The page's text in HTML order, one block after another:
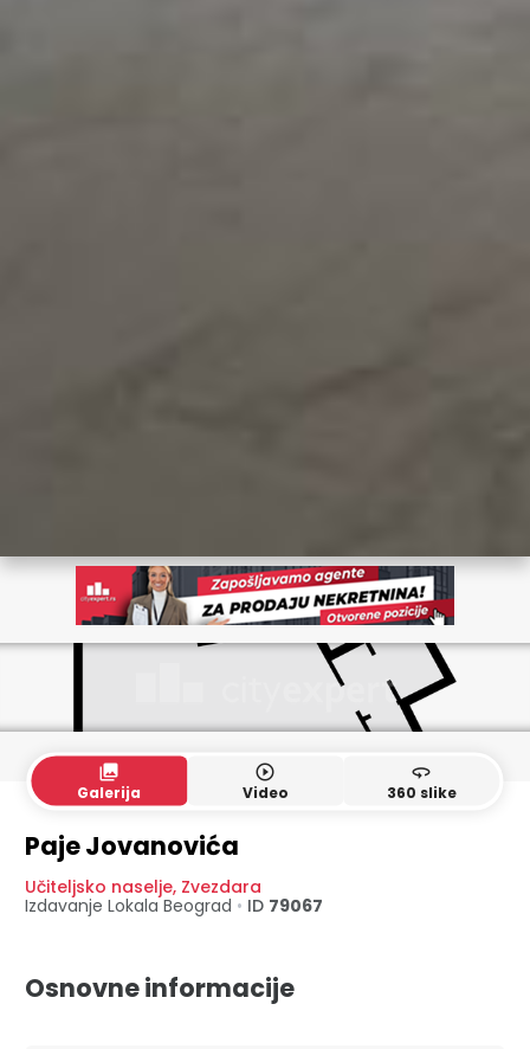
collections
Galerija
play_circle_outline
Video
360
360 slike
Paje Jovanovića
Učiteljsko naselje, Zvezdara
Izdavanje LokalaBeograd • ID 79067
Osnovne informacije